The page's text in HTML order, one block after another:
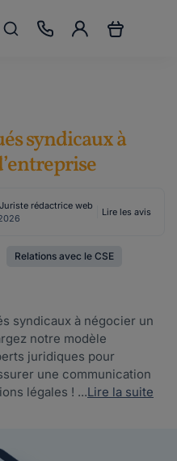
syndicaux à
rédactrice web
Lire les avis
Relations avec le CSE
syndicaux à négocier un
notre modèle
juridiques pour
une communication
légales ! ...Lire la suite